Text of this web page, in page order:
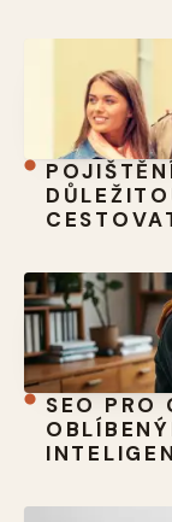
SEO PRO